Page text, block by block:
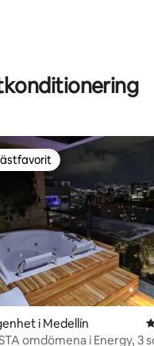
betyg, 218
i Medellín
omdömena i Energy, 3